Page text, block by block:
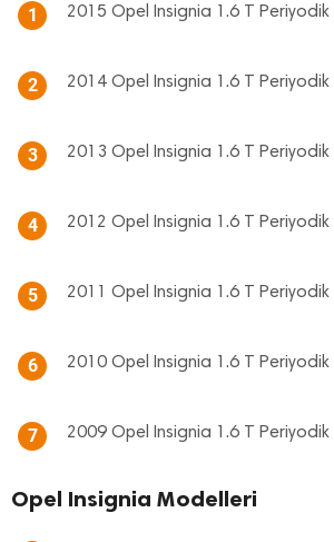
1 2015 Opel Insignia 1.6 T Periyodik
2 2014 Opel Insignia 1.6 T Periyodik
3 2013 Opel Insignia 1.6 T Periyodik
4 2012 Opel Insignia 1.6 T Periyodik
5 2011 Opel Insignia 1.6 T Periyodik
6 2010 Opel Insignia 1.6 T Periyodik
7 2009 Opel Insignia 1.6 T Periyodik
Opel Insignia Modelleri